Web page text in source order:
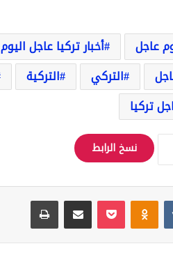
عاجل
أخبار تركيا عاجل اليوم
التركي التركية
تركيا
نسخ الرابط
Odnoklassniki
‫Pocket مشاركة عبر البريد طباعة